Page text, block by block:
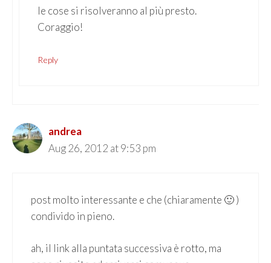
le cose si risolveranno al più presto.
Coraggio!
Reply
andrea
Aug 26, 2012 at 9:53 pm
post molto interessante e che (chiaramente 🙂 )
condivido in pieno.
ah, il link alla puntata successiva è rotto, ma